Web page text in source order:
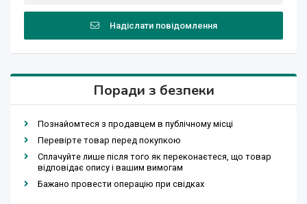
Надіслати повідомлення
Поради з безпеки
Познайомтеся з продавцем в публічному місці
Перевірте товар перед покупкою
Сплачуйте лише після того як переконаєтеся, що товар
відповідає опису і вашим вимогам
Бажано провести операцію при свідках